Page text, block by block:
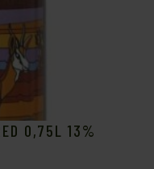
0,75L 13%